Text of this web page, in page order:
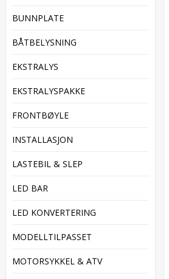
BUNNPLATE
BÅTBELYSNING
EKSTRALYS
EKSTRALYSPAKKE
FRONTBØYLE
INSTALLASJON
LASTEBIL & SLEP
LED BAR
LED KONVERTERING
MODELLTILPASSET
MOTORSYKKEL & ATV